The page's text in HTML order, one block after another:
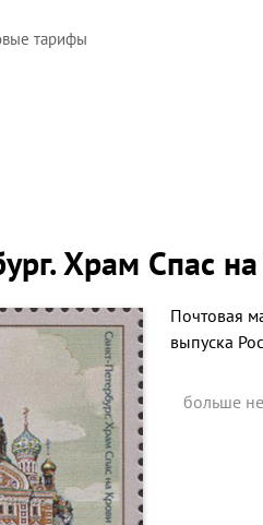
тарифы
Храм Спас
Почтовая
выпуска
больше